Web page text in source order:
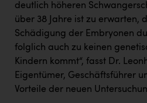
ZGONC
ZULuft - Zukunft Luft Austria
z.l.ö.
deutlich höheren
über 38 Jahre ist zu erwarten,
Schädigung der Embryonen
folglich auch zu keinen
Kindern kommt“, fasst Dr.
Eigentümer, Geschäftsführer
Vorteile der neuen